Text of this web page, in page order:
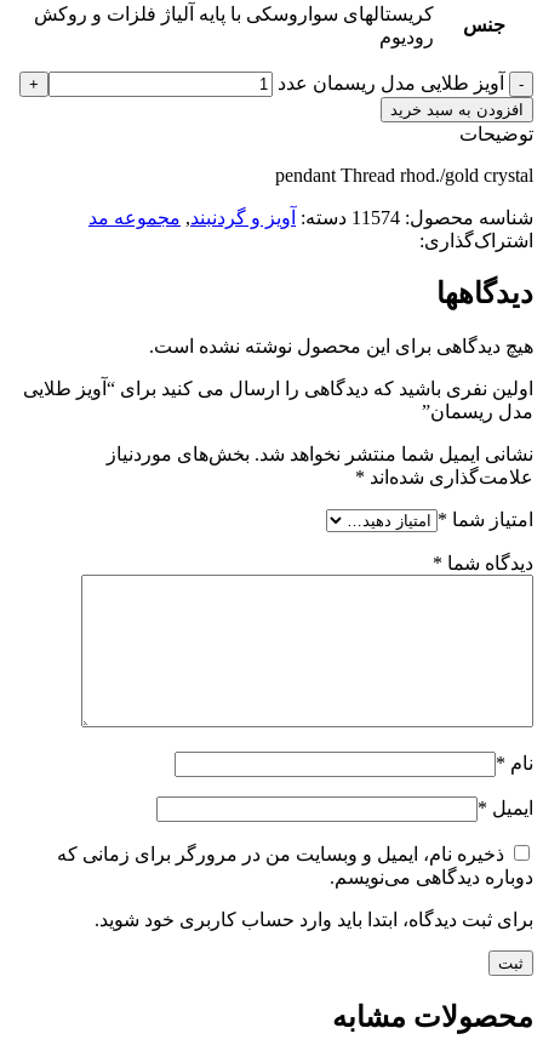
جنس
کریستالهای سواروسکی با پایه آلیاژ فلزات و روکش
رودیوم
آویز طلایی مدل ریسمان عدد
افزودن به سبد خرید
توضیحات
pendant Thread rhod./gold crystal
شناسه محصول: 11574 دسته: آویز و گردنبند, مجموعه مد
اشتراک‌گذاری:
دیدگاهها
هیچ دیدگاهی برای این محصول نوشته نشده است.
اولین نفری باشید که دیدگاهی را ارسال می کنید برای “آویز طلایی
مدل ریسمان”
نشانی ایمیل شما منتشر نخواهد شد. بخش‌های موردنیاز
علامت‌گذاری شده‌اند *
امتیاز شما *
دیدگاه شما *
نام *
ایمیل *
ذخیره نام، ایمیل و وبسایت من در مرورگر برای زمانی که
دوباره دیدگاهی می‌نویسم.
برای ثبت دیدگاه، ابتدا باید وارد حساب کاربری خود شوید.
محصولات مشابه